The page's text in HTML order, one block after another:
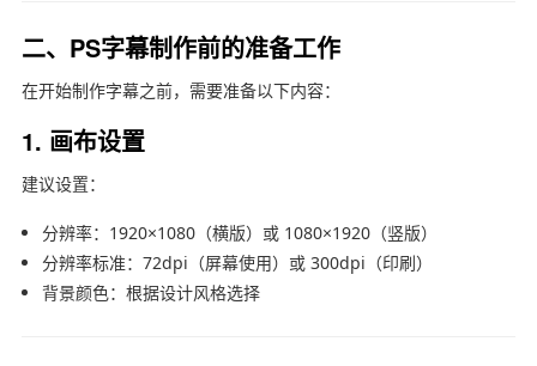
二、PS字幕制作前的准备工作
在开始制作字幕之前，需要准备以下内容：
1. 画布设置
建议设置：
分辨率：1920×1080（横版）或 1080×1920（竖版）
分辨率标准：72dpi（屏幕使用）或 300dpi（印刷）
背景颜色：根据设计风格选择